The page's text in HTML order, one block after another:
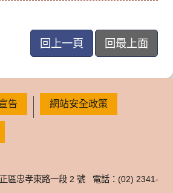
回上一頁 回最上面
告
網站安全政策
區忠孝東路一段 2 號 電話：(02) 2341-